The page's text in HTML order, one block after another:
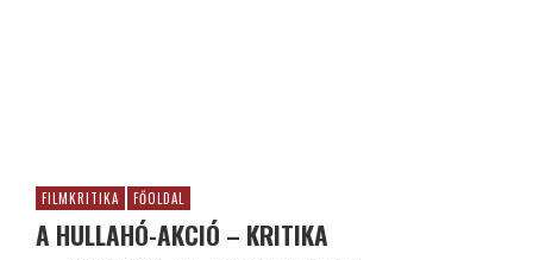
FILMKRITIKA FŐOLDAL
A HULLAHÓ-AKCIÓ – KRITIKA